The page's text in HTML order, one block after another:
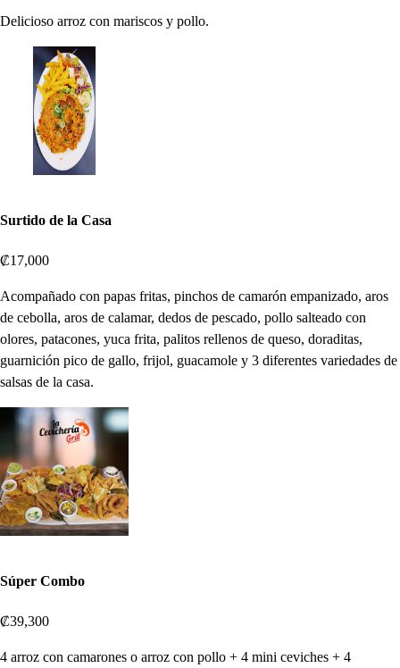
Delicioso arroz con mariscos y pollo.
Surtido de la Casa
₡17,000
Acompañado con papas fritas, pinchos de camarón empanizado, aros
de cebolla, aros de calamar, dedos de pescado, pollo salteado con
olores, patacones, yuca frita, palitos rellenos de queso, doraditas,
guarnición pico de gallo, frijol, guacamole y 3 diferentes variedades de
salsas de la casa.
Súper Combo
₡39,300
4 arroz con camarones o arroz con pollo + 4 mini ceviches + 4